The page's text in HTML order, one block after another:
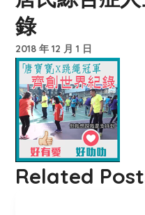
錄
2018 年 12 月 1 日
Related